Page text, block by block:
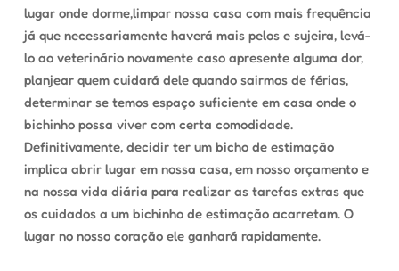
lugar onde dorme,limpar nossa casa com mais frequência
já que necessariamente haverá mais pelos e sujeira, levá-
lo ao veterinário novamente caso apresente alguma dor,
planjear quem cuidará dele quando sairmos de férias,
determinar se temos espaço suficiente em casa onde o
bichinho possa viver com certa comodidade.
Definitivamente, decidir ter um bicho de estimação
implica abrir lugar em nossa casa, em nosso orçamento e
na nossa vida diária para realizar as tarefas extras que
os cuidados a um bichinho de estimação acarretam. O
lugar no nosso coração ele ganhará rapidamente.